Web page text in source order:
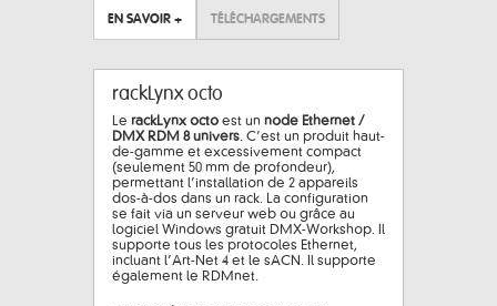
EN SAVOIR + TÉLÉCHARGEMENTS
rackLynx octo
Le rackLynx octo est un node Ethernet /
DMX RDM 8 univers . C’est un produit haut-
de-gamme et excessivement compact
(seulement 50 mm de profondeur),
permettant l’installation de 2 appareils
dos-à-dos dans un rack. La configuration
se fait via un serveur web ou grâce au
logiciel Windows gratuit DMX-Workshop. Il
supporte tous les protocoles Ethernet,
incluant l’Art-Net 4 et le sACN. Il supporte
également le RDMnet.